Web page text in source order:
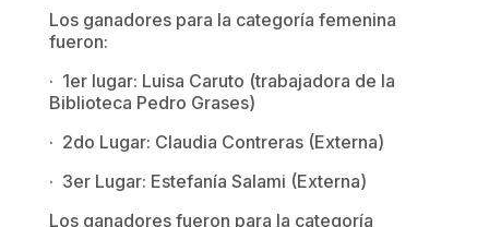
Los ganadores para la categoría femenina
fueron:
· 1er lugar: Luisa Caruto (trabajadora de la
Biblioteca Pedro Grases)
· 2do Lugar: Claudia Contreras (Externa)
· 3er Lugar: Estefanía Salami (Externa)
Los ganadores fueron para la categoría